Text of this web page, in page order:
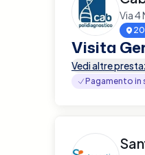
Via 4
Visita
Vedi altre
Pagamento in